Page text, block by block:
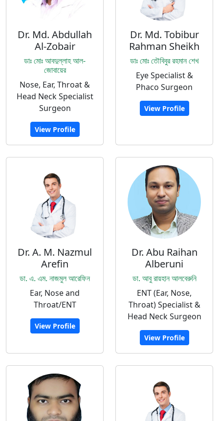
Dr. Md. Abdullah
Al-Zobair
ডাঃ মোঃ আবদুল্লাহ আল-
জোবায়ের
Nose, Ear, Throat &
Head Neck Specialist
Surgeon
View Profile
Dr. Md. Tobibur
Rahman Sheikh
ডাঃ মোঃ তৌবিবুর রহমান শেখ
Eye Specialist &
Phaco Surgeon
View Profile
Dr. A. M. Nazmul
Arefin
ডা. এ. এম. নাজমুল আরেফিন
Ear, Nose and
Throat/ENT
View Profile
Dr. Abu Raihan
Alberuni
ডা. আবু রায়হান আলবেরুনি
ENT (Ear, Nose,
Throat) Specialist &
Head Neck Surgeon
View Profile